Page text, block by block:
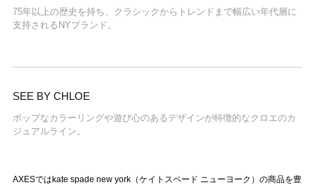
75年以上の歴史を持ち、クラシックからトレンドまで幅広い年代層に
支持されるNYブランド。
SEE BY CHLOE
ポップなカラーリングや遊び心のあるデザインが特徴的なクロエのカ
ジュアルライン。
AXESではkate spade new york（ケイトスペード ニューヨーク）の商品を豊